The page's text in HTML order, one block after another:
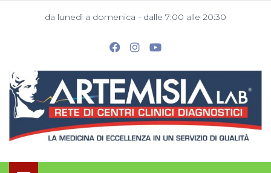
da lunedì a domenica - dalle 7:00 alle 20:30